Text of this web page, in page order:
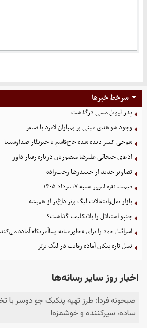
سرخط خبرها
پدر لیونل مسی درگذشت
وجود شواهدی مبنی بر بمباران لامرد با فسفر
شوخی کمتر دیده شده حاج‌قاسم با خبرنگار صداوسیما
ادعای جنجالی علیرضا منصوریان درباره رفتار داور
تصاویر جدید از حمیدرضا رجب‌زاده
قیمت نقره امروز شنبه ۱۷ مرداد ۱۴۰۵
بازار نقل‌وانتقالات لیگ برتر داغ‌تر از همیشه
جنپو استقلال را بلاتکلیف گذاشت؟
اسرائیل خود را برای «خاورمیانه پساآمریکا» آماده می‌کند
نسل تازه پیکان آماده رقابت در لیگ برتر